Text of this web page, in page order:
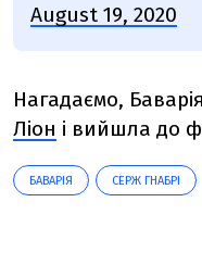
August 19, 2020
Нагадаємо, Баварія
Ліон і вийшла до
БАВАРІЯ СЕРЖ ГНАБРІ